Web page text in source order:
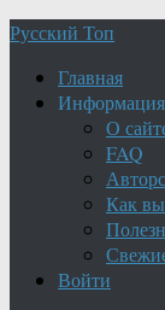
Русский Топ
Главная
Информация
О
FAQ
Как
Войти